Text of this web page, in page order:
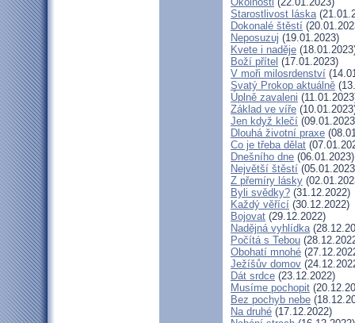
Starostlivost láska
Dokonalé štěstí
Neposuzuj (19.01.2023)
Kvete i naděje
Boží přítel (17.01.2023)
V moři milosrdenství
Svatý Prokop aktuálně
Úplně zavaleni
Základ ve víře
Jen když klečí
Dlouhá životní praxe
Co je třeba dělat
Dnešního dne (06.01.2023)
Největší štěstí
Z přemíry lásky
Byli svědky? (31.12.2022)
Každý věřící (30.12.2022)
Bojovat (29.12.2022)
Nadějná vyhlídka
Počítá s Tebou
Obohatí mnohé
Ježíšův domov
Dát srdce (23.12.2022)
Musíme pochopit
Bez pochyb nebe
Na druhé (17.12.2022)